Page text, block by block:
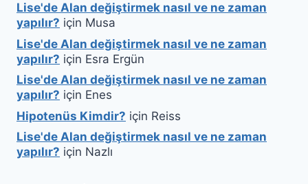
Lise'de Alan değiştirmek nasıl ve ne zaman
yapılır? için Musa
Lise'de Alan değiştirmek nasıl ve ne zaman
yapılır? için Esra Ergün
Lise'de Alan değiştirmek nasıl ve ne zaman
yapılır? için Enes
Hipotenüs Kimdir? için Reiss
Lise'de Alan değiştirmek nasıl ve ne zaman
yapılır? için Nazlı